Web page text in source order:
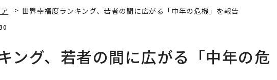
世界幸福度ランキング、若者の間に広がる「中年の危機」を報告
ング、若者の間に広がる「中年の危